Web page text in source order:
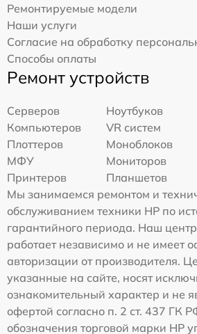
Ремонтируемые модели
Наши услуги
Согласие на обработку
Способы оплаты
Ремонт устройств
Серверов
Ноутбуков
Компьютеров
VR систем
Плоттеров
Моноблоков
МФУ
Мониторов
Принтеров
Планшетов
Мы занимаемся ремонтом и
обслуживанием техники HP по
гарантийного периода. Наш
работает независимо и не имеет
авторизации от производителя.
указанные на сайте, носят
ознакомительный характер и не
офертой согласно п. 2 ст. 437 ГК
обозначения торговой марки HP